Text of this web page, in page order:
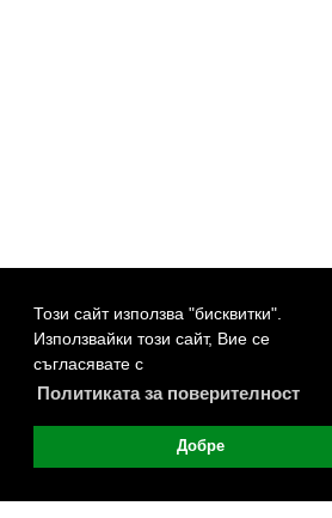
Този сайт използва "бисквитки".
Използвайки този сайт, Вие се
съгласявате с
Политиката за поверителност
Добре